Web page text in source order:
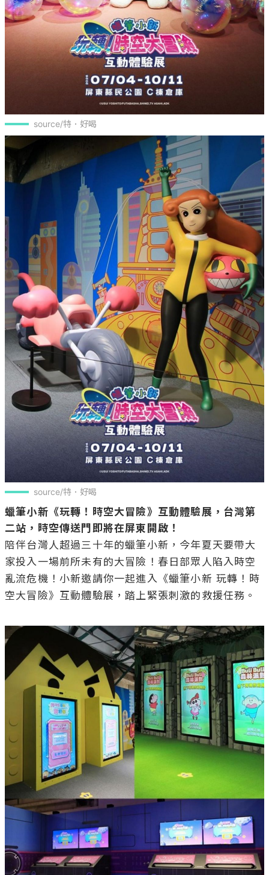
source/特．好喝
source/特．好喝
蠟筆小新《玩轉！時空大冒險》互動體驗展，台灣第
二站，時空傳送門即將在屏東開啟！
陪伴台灣人超過三十年的蠟筆小新，今年夏天要帶大
家投入一場前所未有的大冒險！春日部眾人陷入時空
亂流危機！小新邀請你一起進入《蠟筆小新 玩轉！時
空大冒險》互動體驗展，踏上緊張刺激的救援任務。